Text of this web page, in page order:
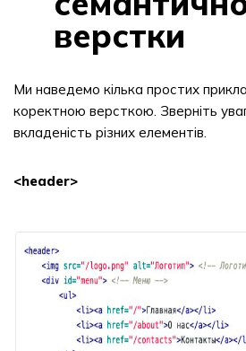
верстки
Ми наведемо кілька простих
коректною версткою. Зверніть
вкладеність різних елементів.
<header>